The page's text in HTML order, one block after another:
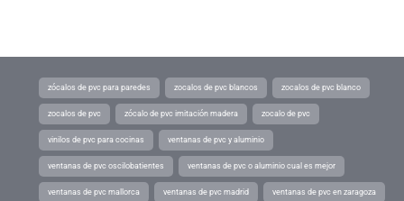
zócalos de pvc para paredes zocalos de pvc blancos zocalos de pvc blanco
zocalos de pvc zócalo de pvc imitación madera zocalo de pvc
vinilos de pvc para cocinas ventanas de pvc y aluminio
ventanas de pvc oscilobatientes ventanas de pvc o aluminio cual es mejor
ventanas de pvc mallorca ventanas de pvc madrid ventanas de pvc en zaragoza